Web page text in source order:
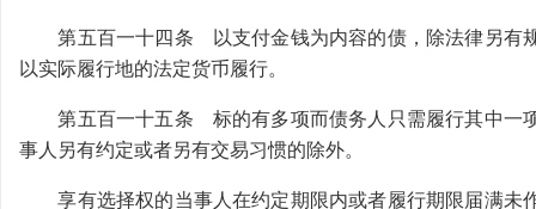
第五百一十四条 以支付金钱为内容的债，除法律另有规
以实际履行地的法定货币履行。
第五百一十五条 标的有多项而债务人只需履行其中一项
事人另有约定或者另有交易习惯的除外。
享有选择权的当事人在约定期限内或者履行期限届满未